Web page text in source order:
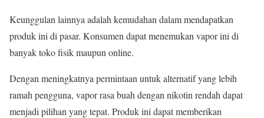
Keunggulan lainnya adalah kemudahan dalam mendapatkan
produk ini di pasar. Konsumen dapat menemukan vapor ini di
banyak toko fisik maupun online.
Dengan meningkatnya permintaan untuk alternatif yang lebih
ramah pengguna, vapor rasa buah dengan nikotin rendah dapat
menjadi pilihan yang tepat. Produk ini dapat memberikan